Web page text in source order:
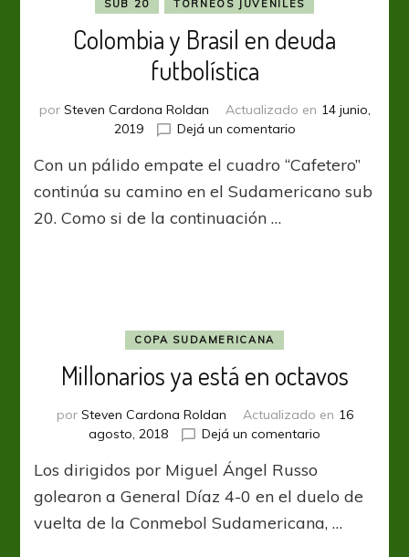
SUB 20 TORNEOS JUVENILES
Colombia y Brasil en deuda
futbolística
por Steven Cardona Roldan Actualizado en 14 junio,
2019
Dejá un comentarioen
y
Brasil
Con un pálido empate el cuadro “Cafetero”
continúa su camino en el Sudamericano sub
20. Como si de la continuación …
COPA SUDAMERICANA
Millonarios ya está en octavos
por Steven Cardona Roldan Actualizado en 16
agosto, 2018
Dejá un comentario
está
octavos
Los dirigidos por Miguel Ángel Russo
golearon a General Díaz 4-0 en el duelo de
vuelta de la Conmebol Sudamericana, …